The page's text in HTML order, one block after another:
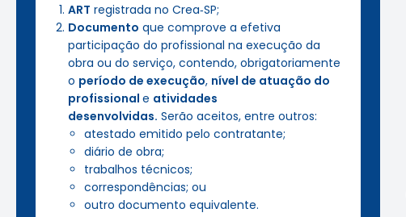
ART registrada no Crea‑SP;
Documento que comprove a efetiva
participação do profissional na execução da
obra ou do serviço, contendo, obrigatoriamente
o período de execução, nível de atuação do
profissional e atividades
desenvolvidas. Serão aceitos, entre outros:
atestado emitido pelo contratante;
diário de obra;
trabalhos técnicos;
correspondências; ou
outro documento equivalente.